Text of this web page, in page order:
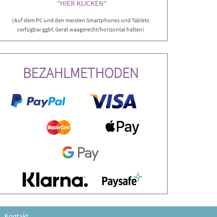
"HIER KLICKEN"
(Auf dem PC und den meisten Smartphones und Tablets
verfügbar ggbf. Gerät waagerecht/horizontal halten)
BEZAHLMETHODEN